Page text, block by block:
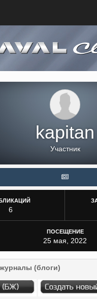
kapitan
Участник
6
ПОСЕЩЕНИЕ
25 мая, 2022
(блоги)